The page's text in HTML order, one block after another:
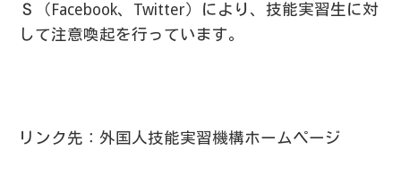
Ｓ（Facebook、Twitter）により、技能実習生に対
して注意喚起を行っています。
リンク先：外国人技能実習機構ホームページ